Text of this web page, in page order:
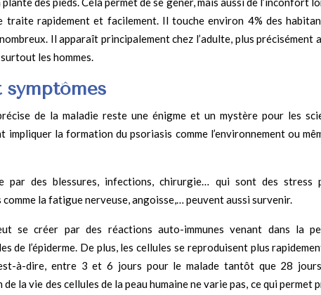
traite rapidement et facilement. Il touche environ 4% des
Il apparaît principalement chez l’adulte, plus
les hommes.
symptômes
de la maladie reste une énigme et un mystère pour les
impliquer la formation du psoriasis comme l’environnement ou
par des blessures, infections, chirurgie… qui sont des stress
la fatigue nerveuse, angoisse,… peuvent aussi survenir.
se créer par des réactions auto-immunes venant dans la
de l’épiderme. De plus, les cellules se reproduisent plus
à-dire, entre 3 et 6 jours pour le malade tantôt que 28
la vie des cellules de la peau humaine ne varie pas, ce qui permet